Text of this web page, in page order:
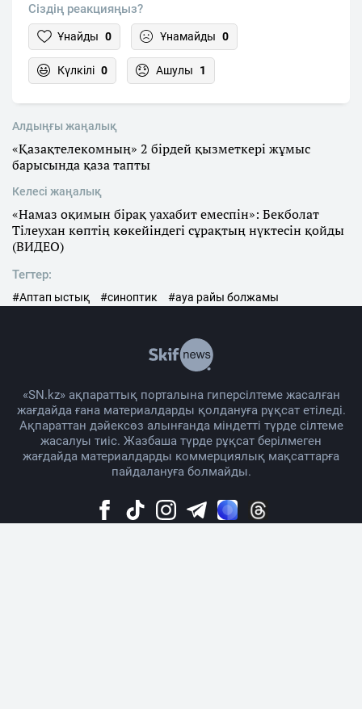
Сіздің реакцияңыз?
Ұнайды 0 Ұнамайды 0
Күлкілі 0 Ашулы 1
Алдыңғы жаңалық
«Қазақтелекомның» 2 бірдей қызметкері жұмыс
барысында қаза тапты
Келесі жаңалық
«Намаз оқимын бірақ уахабит емеспін»: Бекболат
Тілеухан көптің көкейіндегі сұрақтың нүктесін қойды
(ВИДЕО)
Тегтер:
#Аптап ыстық #синоптик #ауа райы болжамы
«SN.kz» ақпараттық порталына гиперсілтеме жасалған
жағдайда ғана материалдарды қолдануға рұқсат етіледі.
Ақпараттан дәйексөз алынғанда міндетті түрде сілтеме
жасалуы тиіс. Жазбаша түрде рұқсат берілмеген
жағдайда материалдарды коммерциялық мақсаттарға
пайдалануға болмайды.